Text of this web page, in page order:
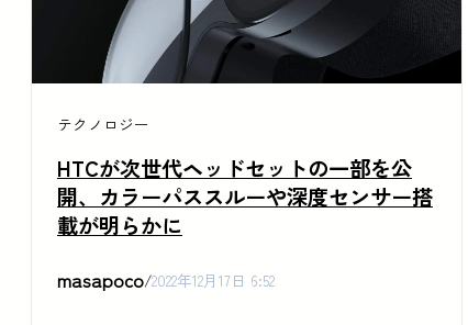
テクノロジー
HTCが次世代ヘッドセットの一部を公
開、カラーパススルーや深度センサー搭
載が明らかに
masapoco/2022年12月17日 6:52